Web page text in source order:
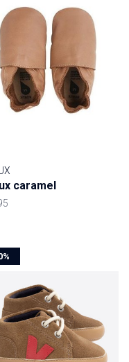
caramel